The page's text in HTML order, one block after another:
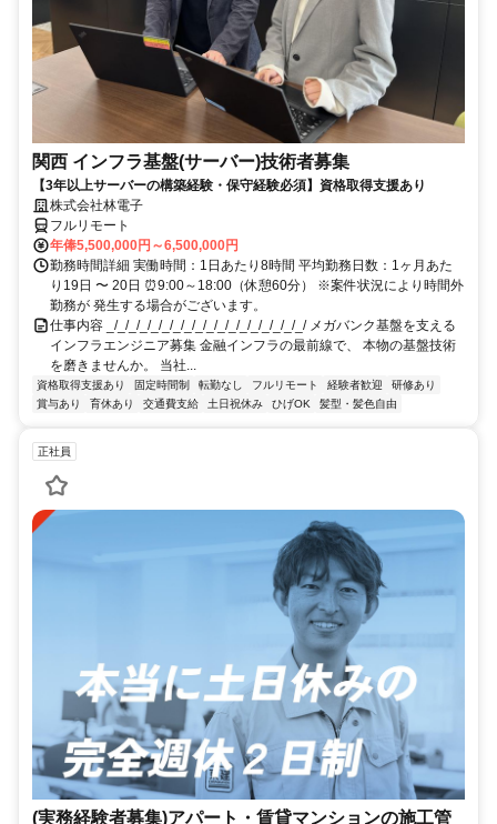
関西 インフラ基盤(サーバー)技術者募集
【3年以上サーバーの構築経験・保守経験必須】資格取得支援あり
株式会社林電子
フルリモート
年俸5,500,000円～6,500,000円
勤務時間詳細 実働時間：1日あたり8時間 平均勤務日数：1ヶ月あた
り19日 〜 20日 ⏰9:00～18:00（休憩60分） ※案件状況により時間外
勤務が 発生する場合がございます。
仕事内容 _/_/_/_/_/_/_/_/_/_/_/_/_/_/_/_/_/_/ メガバンク基盤を支える
インフラエンジニア募集 金融インフラの最前線で、 本物の基盤技術
を磨きませんか。 当社...
資格取得支援あり 固定時間制 転勤なし フルリモート 経験者歓迎
研修あり
賞与あり
育休あり 交通費支給 土日祝休み ひげOK 髪型・髪色自由
正社員
(実務経験者募集)アパート・賃貸マンションの施工管